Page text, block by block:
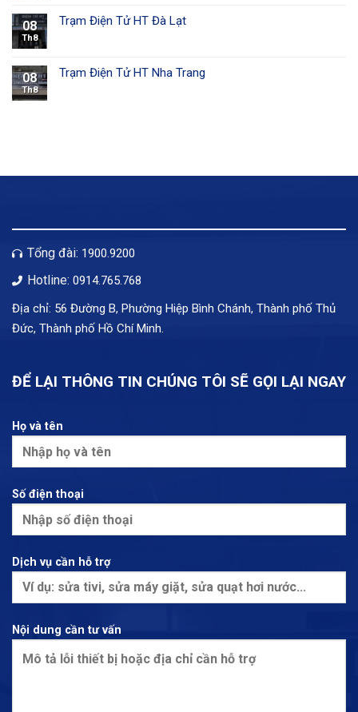
08
Th8
Trạm Điện Tử HT Đà Lạt
08
Th8
Trạm Điện Tử HT Nha Trang
Tổng đài: 1900.9200
Hotline: 0914.765.768
Địa chỉ: 56 Đường B, Phường Hiệp Bình Chánh, Thành phố Thủ
Đức, Thành phố Hồ Chí Minh.
ĐỂ LẠI THÔNG TIN CHÚNG TÔI SẼ GỌI LẠI NGAY
Họ và tên
Số điện thoại
Dịch vụ cần hỗ trợ
Nội dung cần tư vấn